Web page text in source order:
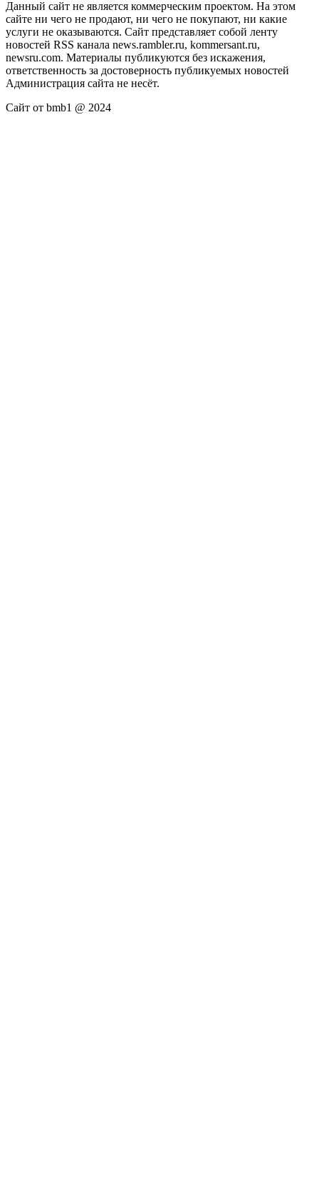
Данный сайт не является коммерческим проектом. На этом
сайте ни чего не продают, ни чего не покупают, ни какие
услуги не оказываются. Сайт представляет собой ленту
новостей RSS канала news.rambler.ru, kommersant.ru,
newsru.com. Материалы публикуются без искажения,
ответственность за достоверность публикуемых новостей
Администрация сайта не несёт.
Сайт от bmb1 @ 2024